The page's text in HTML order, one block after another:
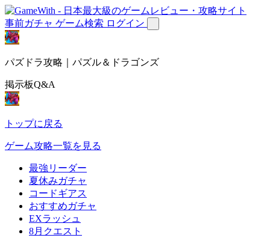
事前ガチャ ゲーム検索 ログイン
パズドラ攻略｜パズル＆ドラゴンズ
掲示板Q&A
トップに戻る
ゲーム攻略一覧を見る
最強リーダー
夏休みガチャ
コードギアス
おすすめガチャ
EXラッシュ
8月クエスト